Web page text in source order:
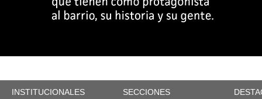
INSTITUCIONALES SECCIONES